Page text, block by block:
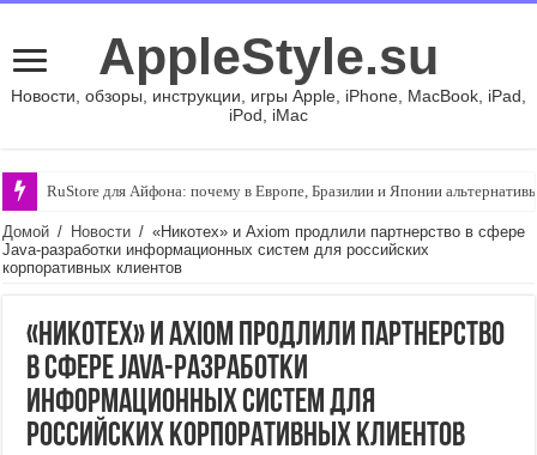
AppleStyle.su
Новости, обзоры, инструкции, игры Apple, iPhone, MacBook, iPad,
iPod, iMac
RuStore для Айфона: почему в Европе, Бразилии и Японии
Домой / Новости / «Никотех» и Axiom продлили партнерство в сфере
Java-разработки информационных систем для российских
корпоративных клиентов
«Никотех» и Axiom продлили партнерство
в сфере Java-разработки
информационных систем для
российских корпоративных клиентов